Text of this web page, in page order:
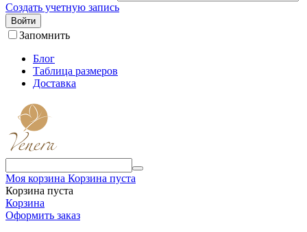
Создать учетную запись
Войти
Запомнить
Блог
Таблица размеров
Доставка
Моя корзина Корзина пуста
Корзина пуста
Корзина
Оформить заказ